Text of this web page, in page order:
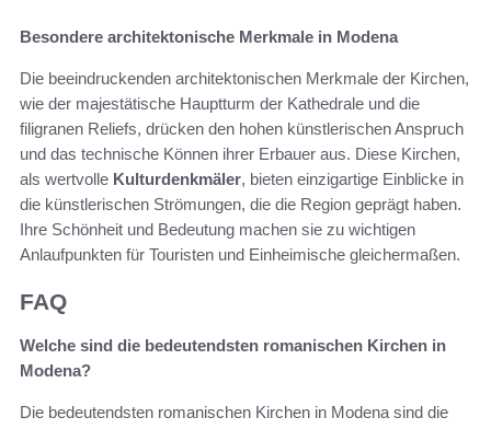
Besondere architektonische Merkmale in Modena
Die beeindruckenden architektonischen Merkmale der Kirchen,
wie der majestätische Hauptturm der Kathedrale und die
filigranen Reliefs, drücken den hohen künstlerischen Anspruch
und das technische Können ihrer Erbauer aus. Diese Kirchen,
als wertvolle Kulturdenkmäler, bieten einzigartige Einblicke in
die künstlerischen Strömungen, die die Region geprägt haben.
Ihre Schönheit und Bedeutung machen sie zu wichtigen
Anlaufpunkten für Touristen und Einheimische gleichermaßen.
FAQ
Welche sind die bedeutendsten romanischen Kirchen in
Modena?
Die bedeutendsten romanischen Kirchen in Modena sind die